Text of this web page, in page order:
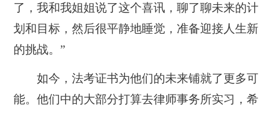
了，我和我姐姐说了这个喜讯，聊了聊未来的计
划和目标，然后很平静地睡觉，准备迎接人生新
的挑战。”
如今，法考证书为他们的未来铺就了更多可
能。他们中的大部分打算去律师事务所实习，希